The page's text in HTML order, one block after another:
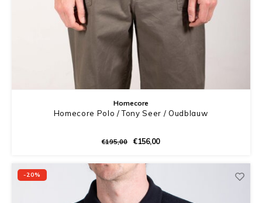
Homecore
Homecore Polo / Tony Seer / Oudblauw
€195,00 €156,00
-20%